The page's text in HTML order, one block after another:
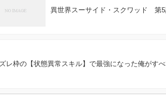
異世界スーサイド・スクワッド 第5
レ枠の【状態異常スキル】で最強になった俺がす